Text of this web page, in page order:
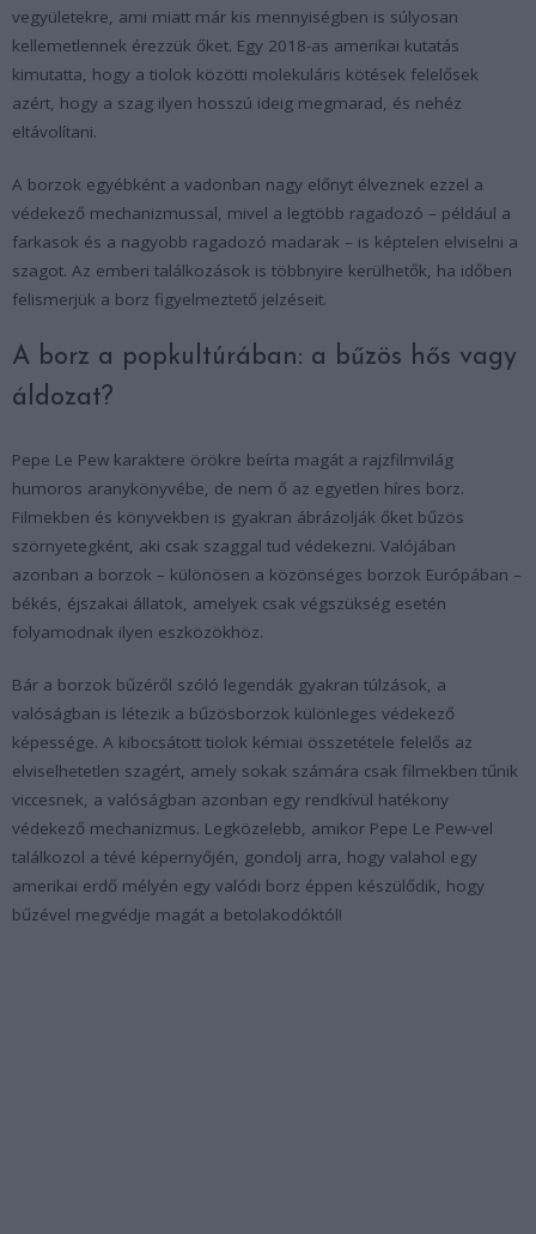
vegyületekre, ami miatt már kis mennyiségben is súlyosan
kellemetlennek érezzük őket. Egy 2018-as amerikai kutatás
kimutatta, hogy a tiolok közötti molekuláris kötések felelősek
azért, hogy a szag ilyen hosszú ideig megmarad, és nehéz
eltávolítani.
A borzok egyébként a vadonban nagy előnyt élveznek ezzel a
védekező mechanizmussal, mivel a legtöbb ragadozó – például a
farkasok és a nagyobb ragadozó madarak – is képtelen elviselni a
szagot. Az emberi találkozások is többnyire kerülhetők, ha időben
felismerjük a borz figyelmeztető jelzéseit.
A borz a popkultúrában: a bűzös hős vagy
áldozat?
Pepe Le Pew karaktere örökre beírta magát a rajzfilmvilág
humoros aranykönyvébe, de nem ő az egyetlen híres borz.
Filmekben és könyvekben is gyakran ábrázolják őket bűzös
szörnyetegként, aki csak szaggal tud védekezni. Valójában
azonban a borzok – különösen a közönséges borzok Európában –
békés, éjszakai állatok, amelyek csak végszükség esetén
folyamodnak ilyen eszközökhöz.
Bár a borzok bűzéről szóló legendák gyakran túlzások, a
valóságban is létezik a bűzösborzok különleges védekező
képessége. A kibocsátott tiolok kémiai összetétele felelős az
elviselhetetlen szagért, amely sokak számára csak filmekben tűnik
viccesnek, a valóságban azonban egy rendkívül hatékony
védekező mechanizmus. Legközelebb, amikor Pepe Le Pew-vel
találkozol a tévé képernyőjén, gondolj arra, hogy valahol egy
amerikai erdő mélyén egy valódi borz éppen készülődik, hogy
bűzével megvédje magát a betolakodóktól!